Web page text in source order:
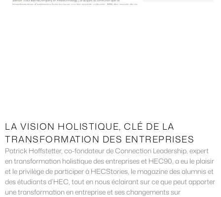
LA VISION HOLISTIQUE, CLÉ DE LA
TRANSFORMATION DES ENTREPRISES
Patrick Hoffstetter, co-fondateur de Connection Leadership, expert
en transformation holistique des entreprises et HEC90, a eu le plaisir
et le privilège de participer à HECStories, le magazine des alumnis et
des étudiants d’HEC, tout en nous éclairant sur ce que peut apporter
une transformation en entreprise et ses changements sur